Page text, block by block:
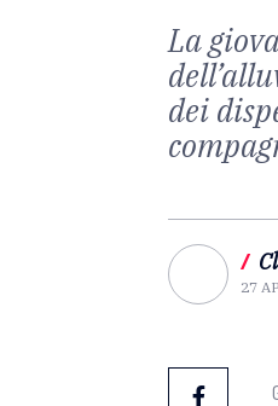
La
dei
/
27